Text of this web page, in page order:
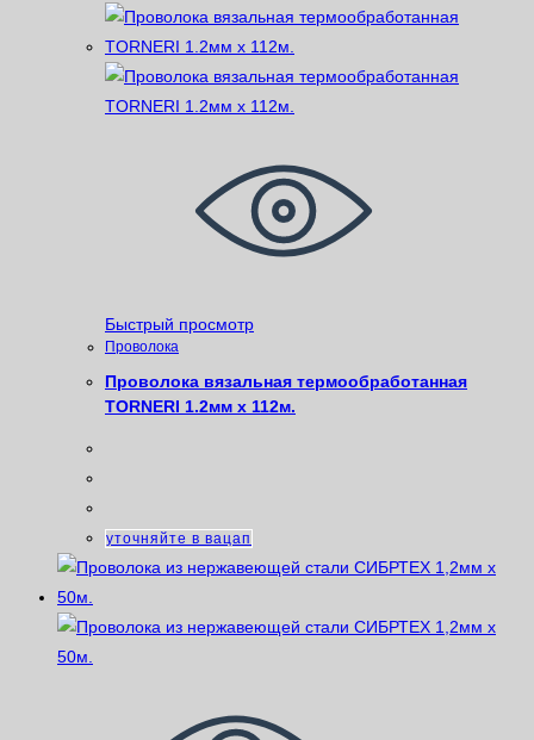
Быстрый просмотр
Проволока
Проволока вязальная термообработанная
TORNERI 1.2мм х 112м.
уточняйте в вацап